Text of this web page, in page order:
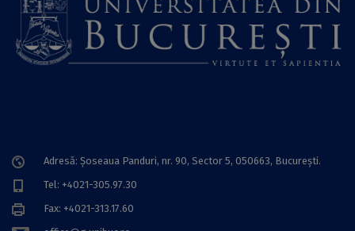
Adresă: Șoseaua Panduri, nr. 90, Sector 5, 050663, Bucureşti.
Tel: +4021-305.97.30
Fax: +4021-313.17.60